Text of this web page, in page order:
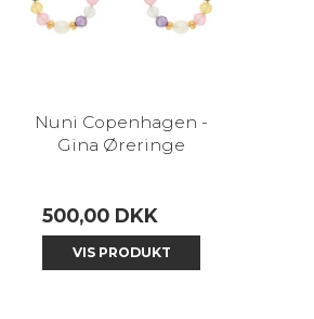
Nuni Copenhagen -
Gina Øreringe
500,00 DKK
VIS PRODUKT